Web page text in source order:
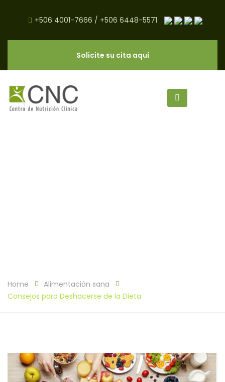
+506 4001-7666 / +506 6448-5571
Solicite su cita aquí
Home
Alimentación sana
Consejos para Deshacerse de la Dieta